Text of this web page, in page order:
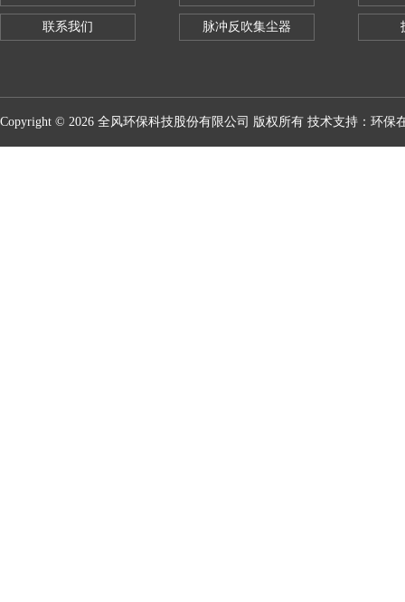
联系我们 脉冲反吹集尘器
Copyright © 2026 全风环保科技股份有限公司 版权所有 技术支持： 环保